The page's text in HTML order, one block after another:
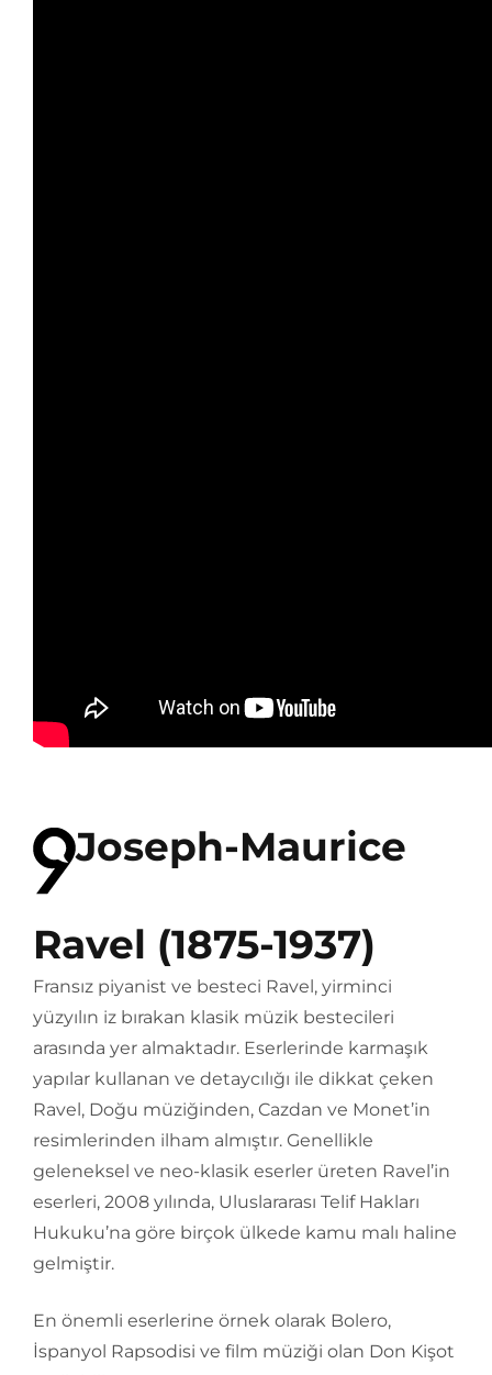
Joseph-Maurice
Ravel (1875-1937)
Fransız piyanist ve besteci Ravel, yirminci
yüzyılın iz bırakan klasik müzik bestecileri
arasında yer almaktadır. Eserlerinde karmaşık
yapılar kullanan ve detaycılığı ile dikkat çeken
Ravel, Doğu müziğinden, Cazdan ve Monet’in
resimlerinden ilham almıştır. Genellikle
geleneksel ve neo-klasik eserler üreten Ravel’in
eserleri, 2008 yılında, Uluslararası Telif Hakları
Hukuku’na göre birçok ülkede kamu malı haline
gelmiştir.
En önemli eserlerine örnek olarak Bolero,
İspanyol Rapsodisi ve film müziği olan Don Kişot